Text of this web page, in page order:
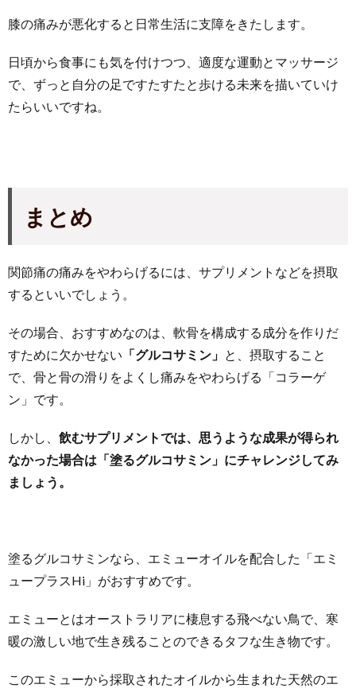
膝の痛みが悪化すると日常生活に支障をきたします。
日頃から食事にも気を付けつつ、適度な運動とマッサージ
で、ずっと自分の足ですたすたと歩ける未来を描いていけ
たらいいですね。
まとめ
関節痛の痛みをやわらげるには、サプリメントなどを摂取
するといいでしょう。
その場合、おすすめなのは、軟骨を構成する成分を作りだ
すために欠かせない 「グルコサミン」 と、摂取すること
で、骨と骨の滑りをよくし痛みをやわらげる「コラーゲ
ン」です。
しかし、 飲むサプリメントでは、思うような成果が得られ
なかった場合は「塗るグルコサミン」にチャレンジしてみ
ましょう。
塗るグルコサミンなら、エミューオイルを配合した「エミ
ュープラスHi」がおすすめです。
エミューとはオーストラリアに棲息する飛べない鳥で、寒
暖の激しい地で生き残ることのできるタフな生き物です。
このエミューから採取されたオイルから生まれた天然のエ